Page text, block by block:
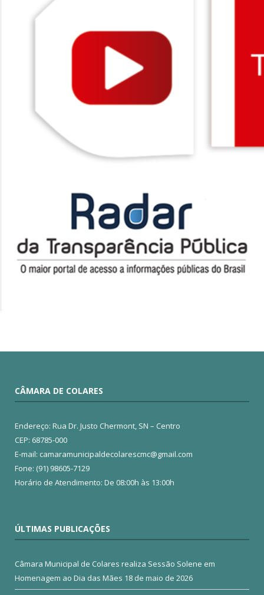
CÂMARA DE COLARES
Endereço: Rua Dr. Justo Chermont, SN – Centro
CEP: 68785-000
E-mail: camaramunicipaldecolarescmc@gmail.com
Fone: (91) 98605-7129
Horário de Atendimento: De 08:00h às 13:00h
ÚLTIMAS PUBLICAÇÕES
Câmara Municipal de Colares realiza Sessão Solene em
Homenagem ao Dia das Mães 18 de maio de 2026